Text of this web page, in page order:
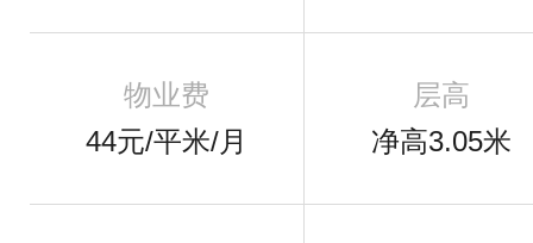
物业费
44元/平米/月
层高
净高3.05米